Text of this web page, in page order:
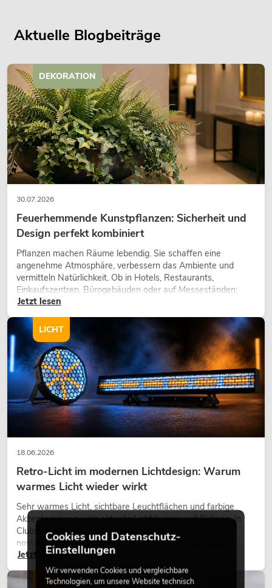
Aktuelle Blogbeiträge
30.07.2026
Feuerhemmende Kunstpflanzen: Sicherheit und
Design perfekt kombiniert
Pflanzen machen Räume lebendig. Sie schaffen eine
angenehme Atmosphäre, verbessern das Ambiente und
vermitteln Natürlichkeit. Ob in Hotels, Restaurants,
Einkaufszentren, Bürogebäuden oder auf Messeständen:
eine hochwertige Begrünung gehört heute längst zum
Jetzt lesen
DEKORATION
18.06.2026
Retro-Licht im modernen Lichtdesign: Warum
warmes Licht wieder wirkt
Sehr warmes Licht, sichtbare Leuchtflächen und farbige
Akzente prägen viele aktuelle Lichtdesigns auf Bühnen, in
Clubs und bei Events. Retro-Licht ist dabei kein rein
nostalgischer Effekt, sondern ein bewusst eingesetztes
Gestaltungsmittel: Es schafft Atmosphäre, gibt Szenen
Charakter und kann technische LED-Setups emotionaler
wirken lassen.
Jetzt lesen
LICHT
LICHT
Cookies und Datenschutz-
Einstellungen
Wir verwenden Cookies und vergleichbare
Technologien, um unsere Website technisch